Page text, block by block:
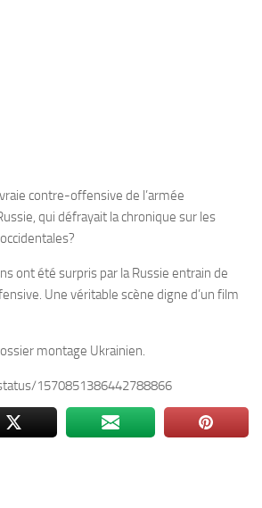
contre-offensive de l’armée
qui défrayait la chronique sur les
ont été surpris par la Russie entrain de
Une véritable scène digne d’un film
montage Ukrainien.
1570851386442788866